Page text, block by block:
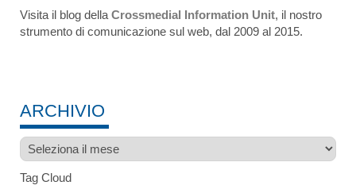
Visita il blog della Crossmedial Information Unit, il nostro
strumento di comunicazione sul web, dal 2009 al 2015.
ARCHIVIO
Archivio
Tag Cloud